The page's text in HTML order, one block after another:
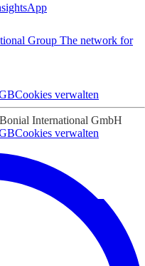
App
Group The network for
Cookies verwalten
International GmbH
Cookies verwalten